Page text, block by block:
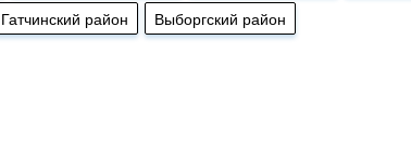
Гатчинский район Выборгский район